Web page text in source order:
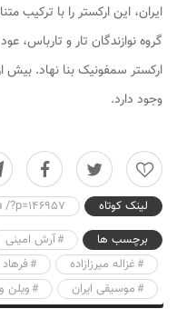
ایران، این ارکستر را با ترکیب
گروه نوازندگان تار و تارباس،
وجود دارد.
1
لینک کوتاه
?p=146957
برچسب ها
آرش امینی
غزاله میرزازاده
موسیقی ایران
ویلن